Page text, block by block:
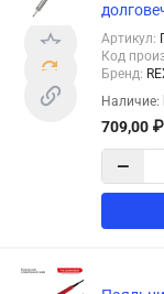
Артикул:
Код
Бренд:
Наличие:
709,00 ₽
−